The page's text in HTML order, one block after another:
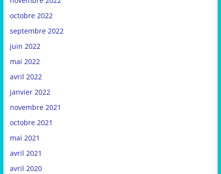
octobre 2022
septembre 2022
juin 2022
mai 2022
avril 2022
janvier 2022
novembre 2021
octobre 2021
mai 2021
avril 2021
avril 2020